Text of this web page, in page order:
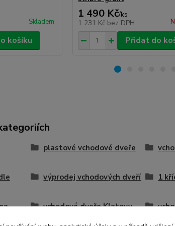
Skladem
košíku
1 490 Kč/ks
1 231 Kč bez DPH
Přidat do
plastové vchodové dveře
výprodej vchodových dveří 1
vchodové dveře Klatovy